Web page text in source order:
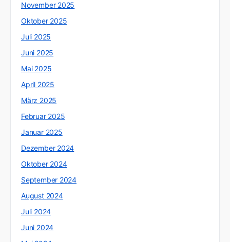
November 2025
Oktober 2025
Juli 2025
Juni 2025
Mai 2025
April 2025
März 2025
Februar 2025
Januar 2025
Dezember 2024
Oktober 2024
September 2024
August 2024
Juli 2024
Juni 2024